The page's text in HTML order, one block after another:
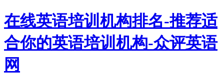
在线英语培训机构排名-推荐适
合你的英语培训机构-众评英语
网